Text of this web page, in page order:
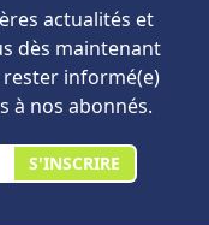
actualités et
dès maintenant
informé(e)
à nos abonnés.
S'INSCRIRE